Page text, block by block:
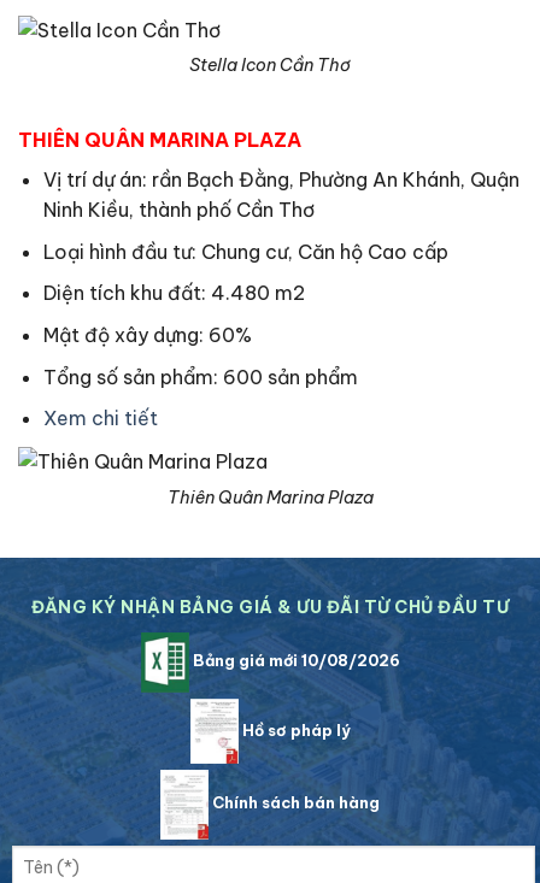
Stella Icon Cần Thơ
THIÊN QUÂN MARINA PLAZA
Vị trí dự án: rần Bạch Đằng, Phường An Khánh, Quận
Ninh Kiều, thành phố Cần Thơ
Loại hình đầu tư: Chung cư, Căn hộ Cao cấp
Diện tích khu đất: 4.480 m2
Mật độ xây dựng: 60%
Tổng số sản phẩm: 600 sản phẩm
Xem chi tiết
Thiên Quân Marina Plaza
ĐĂNG KÝ NHẬN BẢNG GIÁ & ƯU ĐÃI TỪ CHỦ ĐẦU TƯ
Bảng giá mới 10/08/2026
Hồ sơ pháp lý
Chính sách bán hàng